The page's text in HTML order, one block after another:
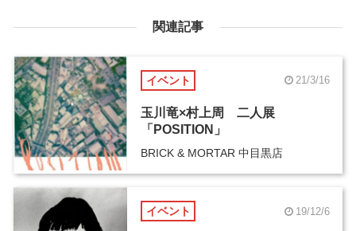
関連記事
イベント 21/3/16
玉川竜×村上周 二人展
「POSITION」
BRICK & MORTAR 中目黒店
イベント 19/12/6